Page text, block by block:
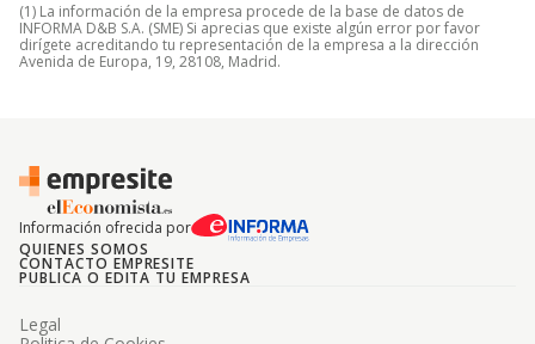
(1) La información de la empresa procede de la base de datos de
INFORMA D&B S.A. (SME) Si aprecias que existe algún error por favor
dirígete acreditando tu representación de la empresa a la dirección
Avenida de Europa, 19, 28108, Madrid.
Información ofrecida por
QUIENES SOMOS
CONTACTO EMPRESITE
PUBLICA O EDITA TU EMPRESA
Legal